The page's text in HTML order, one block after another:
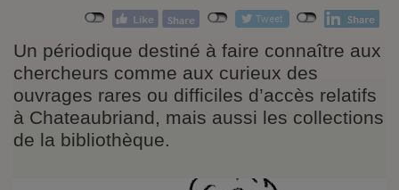
Un périodique destiné à faire connaître aux
chercheurs comme aux curieux des
ouvrages rares ou difficiles d’accès relatifs
à Chateaubriand, mais aussi les collections
de la bibliothèque.